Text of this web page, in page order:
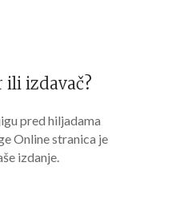
ili izdavač?
pred hiljadama
Online stranica je
izdanje.